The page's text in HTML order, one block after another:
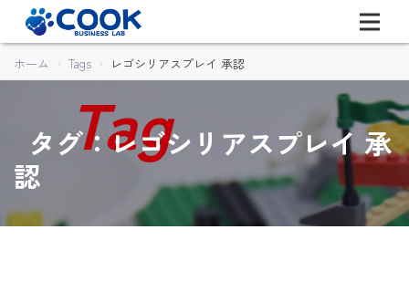
ホーム Tags レゴシリアスプレイ 承認
タグ：レゴシリアスプレイ 承
認